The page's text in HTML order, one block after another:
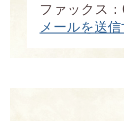
ファックス
メールを送信